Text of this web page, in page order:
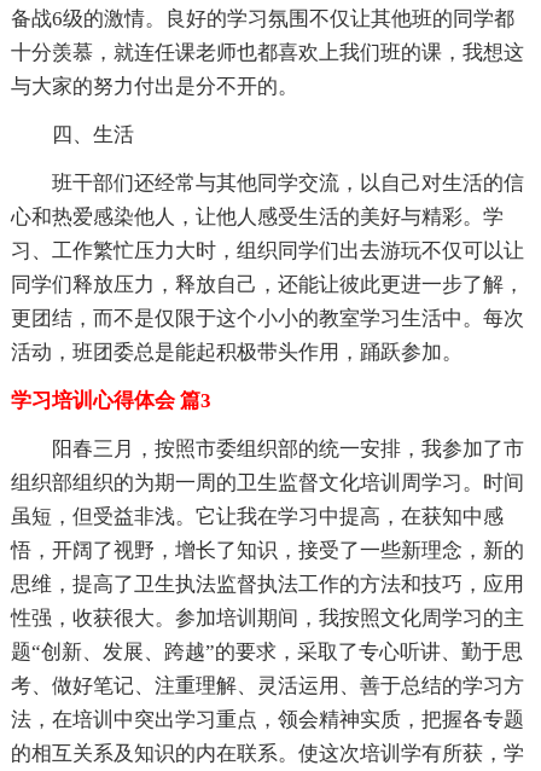
备战6级的激情。良好的学习氛围不仅让其他班的同学都
十分羡慕，就连任课老师也都喜欢上我们班的课，我想这
与大家的努力付出是分不开的。
四、生活
班干部们还经常与其他同学交流，以自己对生活的信
心和热爱感染他人，让他人感受生活的美好与精彩。学
习、工作繁忙压力大时，组织同学们出去游玩不仅可以让
同学们释放压力，释放自己，还能让彼此更进一步了解，
更团结，而不是仅限于这个小小的教室学习生活中。每次
活动，班团委总是能起积极带头作用，踊跃参加。
学习培训心得体会 篇3
阳春三月，按照市委组织部的统一安排，我参加了市
组织部组织的为期一周的卫生监督文化培训周学习。时间
虽短，但受益非浅。它让我在学习中提高，在获知中感
悟，开阔了视野，增长了知识，接受了一些新理念，新的
思维，提高了卫生执法监督执法工作的方法和技巧，应用
性强，收获很大。参加培训期间，我按照文化周学习的主
题“创新、发展、跨越”的要求，采取了专心听讲、勤于思
考、做好笔记、注重理解、灵活运用、善于总结的学习方
法，在培训中突出学习重点，领会精神实质，把握各专题
的相互关系及知识的内在联系。使这次培训学有所获，学